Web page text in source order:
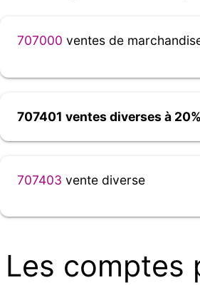
707000 ventes de
707401 ventes diverses à 20%
707403 vente diverse
Les comptes